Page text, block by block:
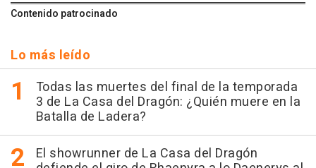
Contenido patrocinado
Lo más leído
Todas las muertes del final de la temporada
3 de La Casa del Dragón: ¿Quién muere en la
Batalla de Ladera?
El showrunner de La Casa del Dragón